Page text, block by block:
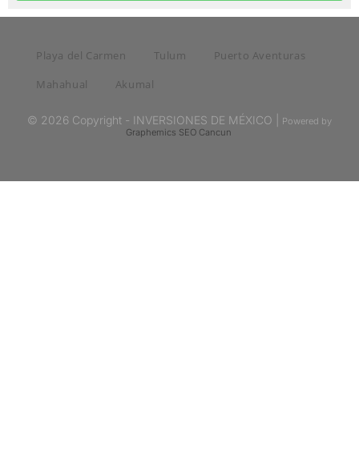
Playa del Carmen Tulum
Puerto Aventuras
Mahahual
Akumal
© 2026 Copyright - INVERSIONES DE MÉXICO |
Powered by
Graphemics SEO Cancun